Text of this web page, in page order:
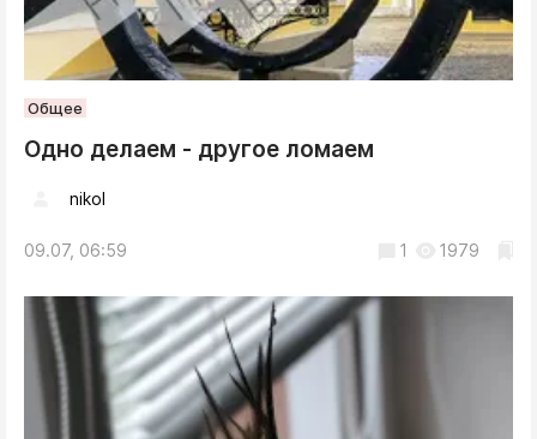
Общее
Одно делаем - другое ломаем
nikol
09.07, 06:59 1 1979